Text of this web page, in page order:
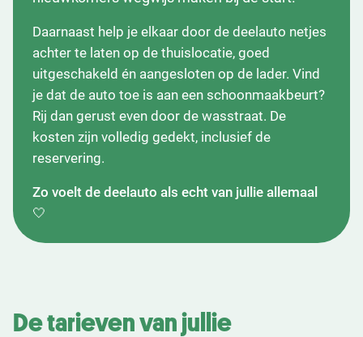
Daarnaast help je elkaar door de deelauto netjes
achter te laten op de thuislocatie, goed
uitgeschakeld én aangesloten op de lader. Vind
je dat de auto toe is aan een schoonmaakbeurt?
Rij dan gerust even door de wasstraat. De
kosten zijn volledig gedekt, inclusief de
reservering.
Zo voelt de deelauto als echt van jullie allemaal
🤍
De tarieven van jullie